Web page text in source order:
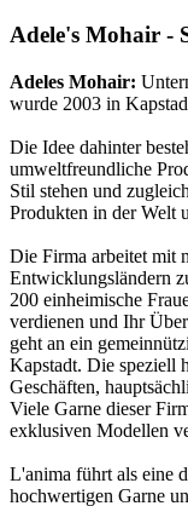
Adele's Mohair -
Adeles Mohair:
wurde 2003 in
Die Idee dahinter
umweltfreundliche
Stil stehen und
Produkten in der Welt
Die Firma arbeitet mit
Entwicklungsländern
200 einheimische
verdienen und Ihr
geht an ein
Kapstadt. Die speziell
Geschäften,
Viele Garne dieser
exklusiven Modellen
L'anima führt als eine
hochwertigen Garne